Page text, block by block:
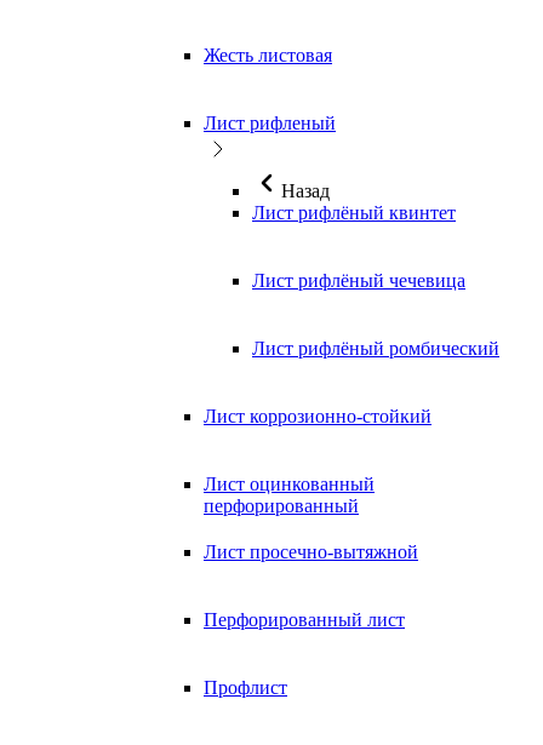
Жесть листовая
Лист рифленый
Назад
Лист рифлёный квинтет
Лист рифлёный чечевица
Лист рифлёный ромбический
Лист коррозионно-стойкий
Лист оцинкованный
перфорированный
Лист просечно-вытяжной
Перфорированный лист
Профлист